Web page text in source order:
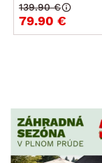
79.90 €
139.90 €